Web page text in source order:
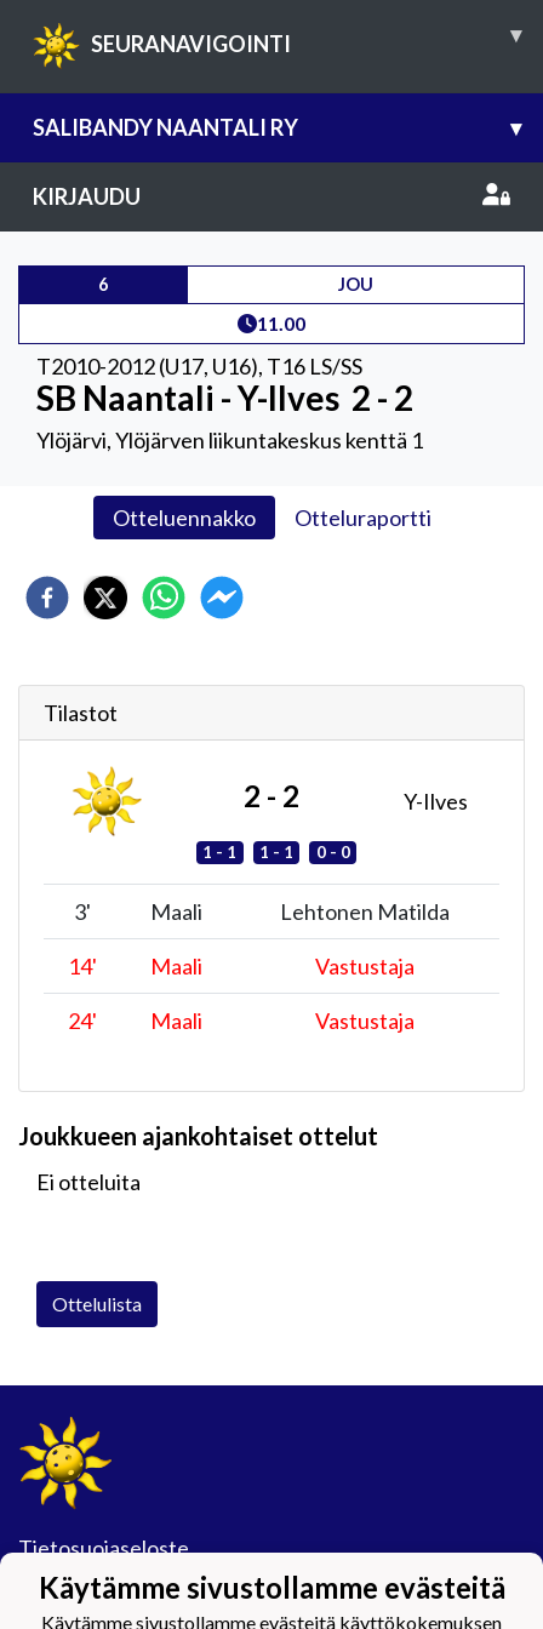
SEURANAVIGOINTI ▾
SALIBANDY NAANTALI RY ▾
KIRJAUDU
6 JOU
11.00
T2010-2012 (U17, U16), T16 LS/SS
SB Naantali - Y-Ilves 2 - 2
Ylöjärvi, Ylöjärven liikuntakeskus kenttä 1
Otteluennakko Otteluraportti
Tilastot
2 - 2 Y-Ilves
1 - 1 1 - 1 0 - 0
3' Maali Lehtonen Matilda
14' Maali Vastustaja
24' Maali Vastustaja
Joukkueen ajankohtaiset ottelut
Ei otteluita
Ottelulista
Tietosuojaseloste
#Maijamäkimagic
Käytämme sivustollamme evästeitä
Käytämme sivustollamme evästeitä käyttökokemuksen